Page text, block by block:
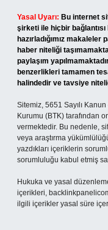
Yasal Uyarı: Bu internet
şirketi ile hiçbir
hazırladığımız
haber niteliği
paylaşım
benzerlikleri tamamen
halindedir ve tavsiye
Sitemiz, 5651 Sayılı
Kurumu (BTK) tarafından
vermektedir. Bu nedenle,
veya araştırma
yazdıkları içeriklerin
sorumluluğu kabul etmiş
Hukuka ve yasal
içerikleri,
ilgili içerikler yasal süre